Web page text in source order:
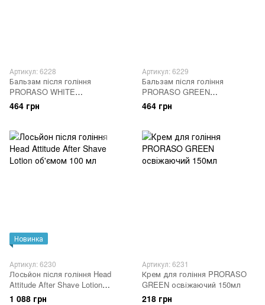
Артикул: 6228
Бальзам після гоління
PRORASO WHITE
заспокійливий для чутливої
шкіри 100мл
464 грн
Артикул: 6229
Бальзам після гоління
PRORASO GREEN
освіжаючий 100мл
464 грн
Новинка
Артикул: 6230
Лосьйон після гоління Head
Attitude After Shave Lotion
об'ємом 100 мл
1 088 грн
Артикул: 6231
Крем для гоління PRORASO
GREEN освіжаючий 150мл
218 грн